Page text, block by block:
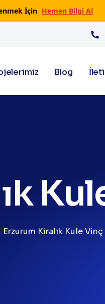
İçin Hemen Bilgi Al
Blog
Erzurum Kiralık Kule Vinç